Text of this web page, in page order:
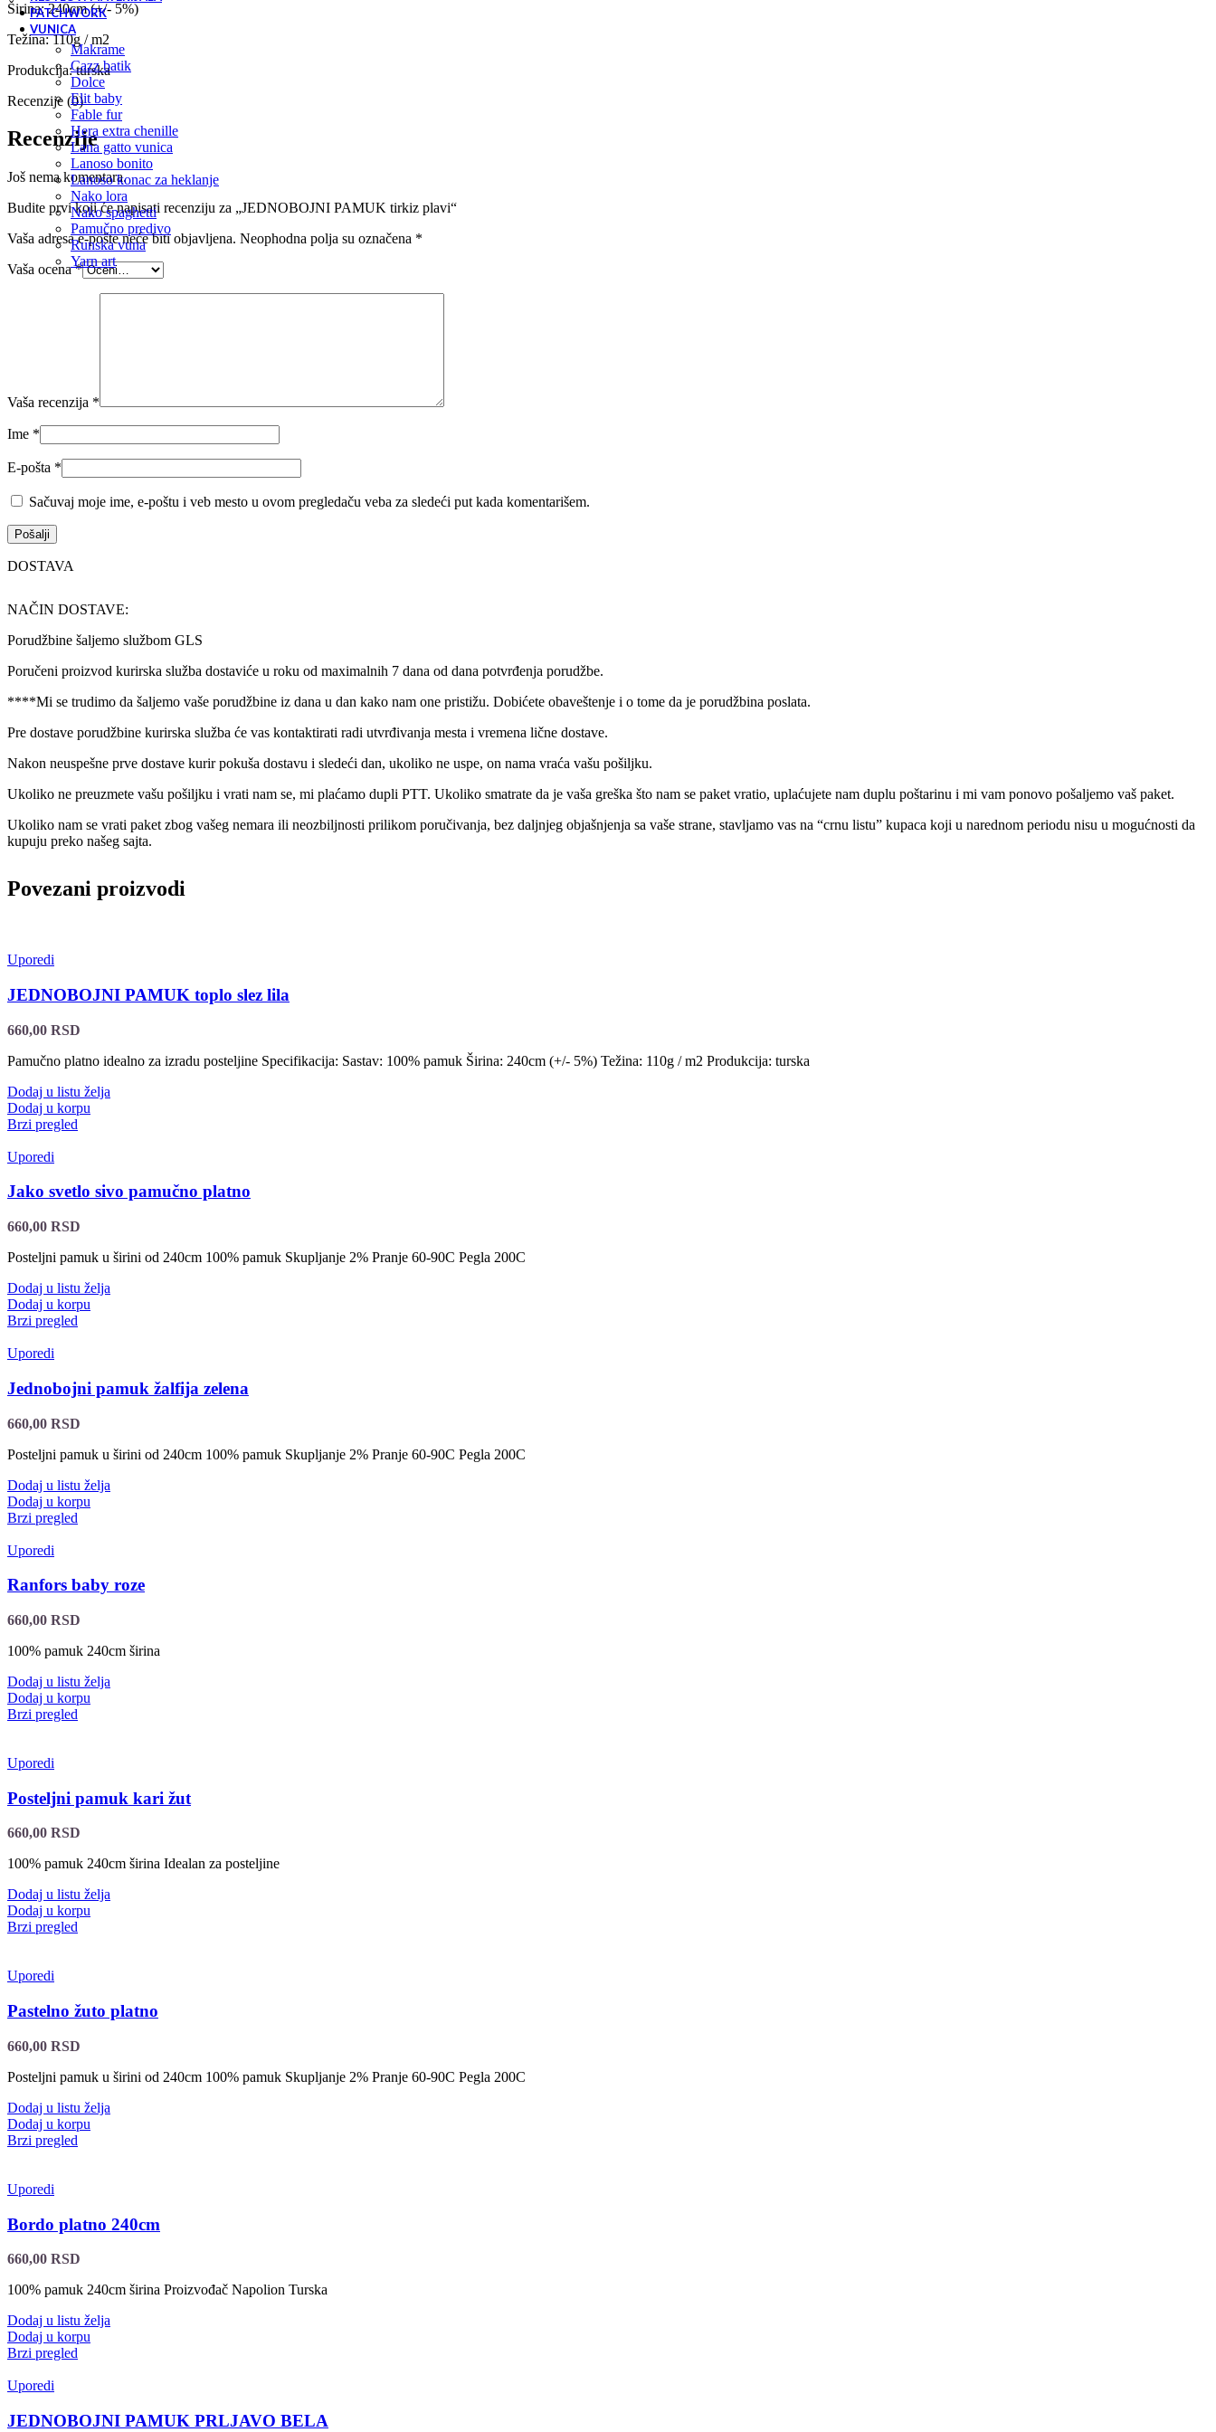
PATCHWORK
VUNICA
makrame
cazz batik
dolce
elit baby
fable fur
hera extra chenille
lana gatto vunica
lanoso bonito
lanoso konac za heklanje
nako lora
nako spaghetti
pamučno predivo
runska vuna
yarn art
Širina: 240cm (+/- 5%)
Težina: 110g / m2
Produkcija: turska
Recenzije (0)
Recenzije
Još nema komentara.
Budite prvi koji će napisati recenziju za „JEDNOBOJNI PAMUK tirkiz plavi“
Vaša adresa e-pošte neće biti objavljena. Neophodna polja su označena *
Vaša ocena*
Vaša recenzija *
Ime *
E-pošta *
Sačuvaj moje ime, e-poštu i veb mesto u ovom pregledaču veba za sledeći put kada komentarišem.
DOSTAVA
NAČIN DOSTAVE:
Porudžbine šaljemo službom GLS
Poručeni proizvod kurirska služba dostaviće u roku od maximalnih 7 dana od dana potvrđenja porudžbe.
****Mi se trudimo da šaljemo vaše porudžbine iz dana u dan kako nam one pristižu. Dobićete obaveštenje i o tome da je porudžbina poslata.
Pre dostave porudžbine kurirska služba će vas kontaktirati radi utvrđivanja mesta i vremena lične dostave.
Nakon neuspešne prve dostave kurir pokuša dostavu i sledeći dan, ukoliko ne uspe, on nama vraća vašu pošiljku.
Ukoliko ne preuzmete vašu pošiljku i vrati nam se, mi plaćamo dupli PTT. Ukoliko smatrate da je vaša greška što nam se paket vratio, uplaćujete nam duplu poštarinu i mi vam ponovo pošaljemo vaš paket.
Ukoliko nam se vrati paket zbog vašeg nemara ili neozbiljnosti prilikom poručivanja, bez daljnjeg objašnjenja sa vaše strane, stavljamo vas na “crnu listu” kupaca koji u narednom periodu nisu u mogućnosti da
kupuju preko našeg sajta.
Povezani proizvodi
Uporedi
JEDNOBOJNI PAMUK toplo slez lila
660,00 RSD
Pamučno platno idealno za izradu posteljine Specifikacija: Sastav: 100% pamuk Širina: 240cm (+/- 5%) Težina: 110g / m2 Produkcija: turska
Dodaj u listu želja
Dodaj u korpu
Brzi pregled
Uporedi
Jako svetlo sivo pamučno platno
660,00 RSD
Posteljni pamuk u širini od 240cm 100% pamuk Skupljanje 2% Pranje 60-90C Pegla 200C
Dodaj u listu želja
Dodaj u korpu
Brzi pregled
Uporedi
Jednobojni pamuk žalfija zelena
660,00 RSD
Posteljni pamuk u širini od 240cm 100% pamuk Skupljanje 2% Pranje 60-90C Pegla 200C
Dodaj u listu želja
Dodaj u korpu
Brzi pregled
Uporedi
Ranfors baby roze
660,00 RSD
100% pamuk 240cm širina
Dodaj u listu želja
Dodaj u korpu
Brzi pregled
Uporedi
Posteljni pamuk kari žut
660,00 RSD
100% pamuk 240cm širina Idealan za posteljine
Dodaj u listu želja
Dodaj u korpu
Brzi pregled
Uporedi
Pastelno žuto platno
660,00 RSD
Posteljni pamuk u širini od 240cm 100% pamuk Skupljanje 2% Pranje 60-90C Pegla 200C
Dodaj u listu želja
Dodaj u korpu
Brzi pregled
Uporedi
Bordo platno 240cm
660,00 RSD
100% pamuk 240cm širina Proizvođač Napolion Turska
Dodaj u listu želja
Dodaj u korpu
Brzi pregled
Uporedi
JEDNOBOJNI PAMUK PRLJAVO BELA